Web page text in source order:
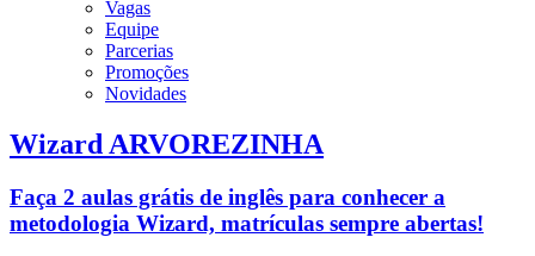
Vagas
Equipe
Parcerias
Promoções
Novidades
Wizard ARVOREZINHA
Faça 2 aulas grátis de inglês para conhecer a
metodologia Wizard, matrículas sempre abertas!